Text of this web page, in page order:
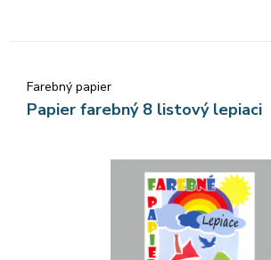
Farebný papier
Papier farebný 8 listový lepiaci